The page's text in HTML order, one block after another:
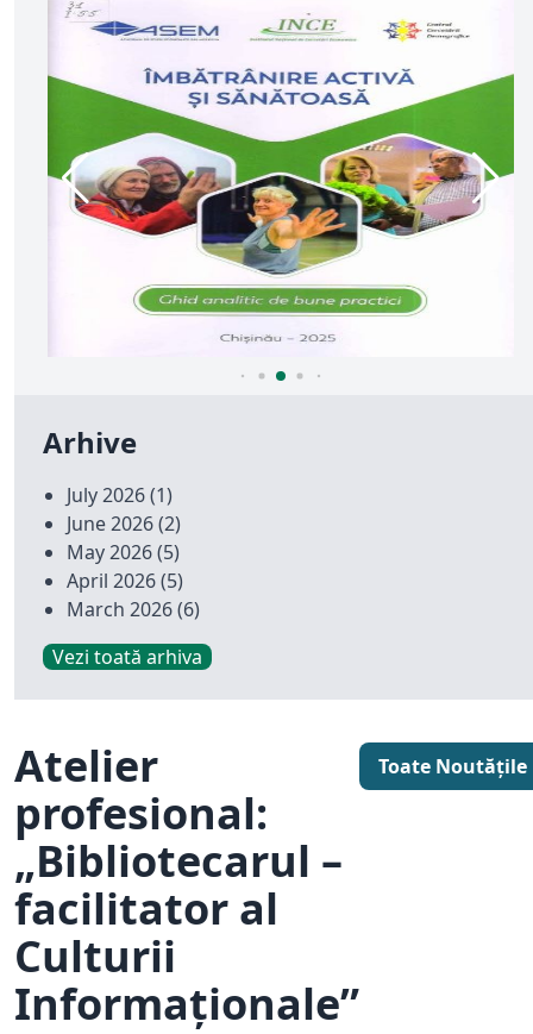
Arhive
July 2026(1)
June 2026(2)
May 2026(5)
April 2026(5)
March 2026(6)
Vezi toată arhiva
Atelier
profesional:
„Bibliotecarul –
facilitator al
Culturii
Informaționale”
Toate Noutățile